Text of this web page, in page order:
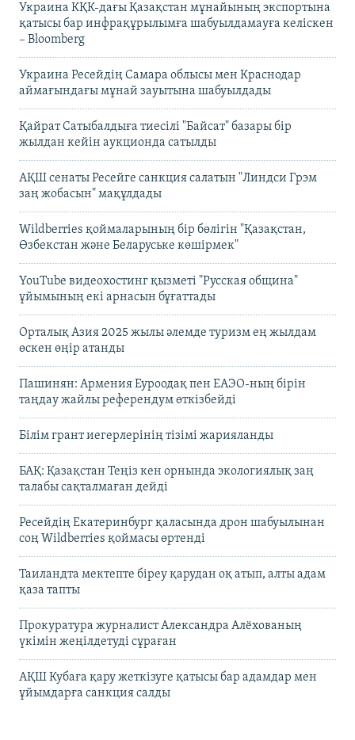
Украина КҚК-дағы Қазақстан мұнайының экспортына
қатысы бар инфрақұрылымға шабуылдамауға келіскен
– Bloomberg
Украина Ресейдің Самара облысы мен Краснодар
аймағындағы мұнай зауытына шабуылдады
Қайрат Сатыбалдыға тиесілі "Байсат" базары бір
жылдан кейін аукционда сатылды
АҚШ сенаты Ресейге санкция салатын "Линдси Грэм
заң жобасын" мақұлдады
Wildberries қоймаларының бір бөлігін "Қазақстан,
Өзбекстан және Беларуське көшірмек"
YouTube видеохостинг қызметі "Русская община"
ұйымының екі арнасын бұғаттады
Орталық Азия 2025 жылы әлемде туризм ең жылдам
өскен өңір атанды
Пашинян: Армения Еуроодақ пен ЕАЭО-ның бірін
таңдау жайлы референдум өткізбейді
Білім грант иегерлерінің тізімі жарияланды
БАҚ: Қазақстан Теңіз кен орнында экологиялық заң
талабы сақталмаған дейді
Ресейдің Екатеринбург қаласында дрон шабуылынан
соң Wildberries қоймасы өртенді
Таиландта мектепте біреу қарудан оқ атып, алты адам
қаза тапты
Прокуратура журналист Александра Алёхованың
үкімін жеңілдетуді сұраған
АҚШ Кубаға қару жеткізуге қатысы бар адамдар мен
ұйымдарға санкция салды